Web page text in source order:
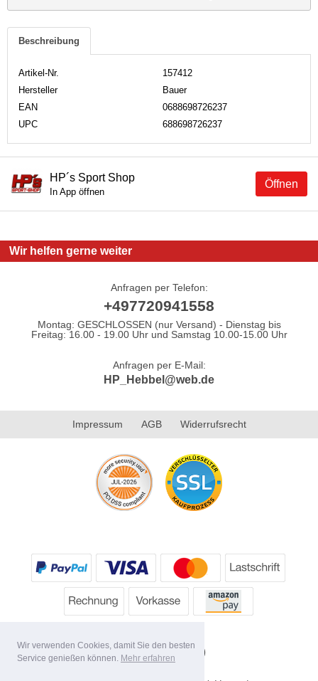
Wir verwenden Cookies, damit Sie den besten
Service genießen können. Mehr erfahren
Beschreibung
Artikel-Nr.
157412
Hersteller
Bauer
EAN
0688698726237
UPC
688698726237
Öffnen
HP´s Sport Shop
In App öffnen
Wir helfen gerne weiter
Anfragen per Telefon:
+497720941558
Montag: GESCHLOSSEN (nur Versand) - Dienstag bis
Freitag: 16.00 - 19.00 Uhr und Samstag 10.00-15.00 Uhr
Anfragen per E-Mail:
HP_Hebbel@web.de
Impressum AGB Widerrufsrecht